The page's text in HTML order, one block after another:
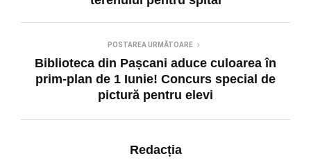
POSTAREA URMĂTOARE
Biblioteca din Pașcani aduce culoarea în
prim-plan de 1 Iunie! Concurs special de
pictură pentru elevi
Redacția